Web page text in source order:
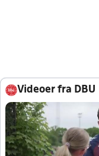
Videoer fra DBU